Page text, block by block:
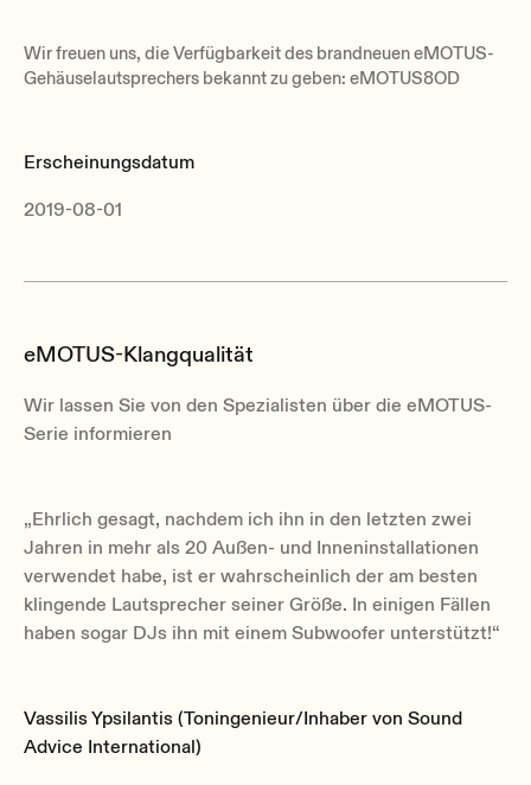
Wir freuen uns, die Verfügbarkeit des brandneuen eMOTUS-
Gehäuselautsprechers bekannt zu geben: eMOTUS8OD
Erscheinungsdatum
2019-08-01
eMOTUS-Klangqualität
Wir lassen Sie von den Spezialisten über die eMOTUS-
Serie informieren
„Ehrlich gesagt, nachdem ich ihn in den letzten zwei
Jahren in mehr als 20 Außen- und Inneninstallationen
verwendet habe, ist er wahrscheinlich der am besten
klingende Lautsprecher seiner Größe. In einigen Fällen
haben sogar DJs ihn mit einem Subwoofer unterstützt!“
Vassilis Ypsilantis (Toningenieur/Inhaber von Sound
Advice International)